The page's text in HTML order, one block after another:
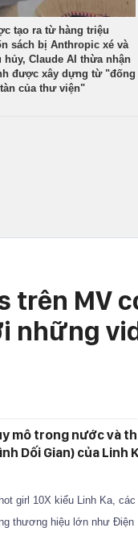
tạo ra từ hàng triệu
sách bị Anthropic xé và
hủy, Claude AI thừa nhận
được xây dựng từ "đống
của thư viện"
trên MV
những
mô trong nước và
Dối Gian) của Linh
girl 10X kiểu Linh Ka,
thương hiệu lớn như Điện